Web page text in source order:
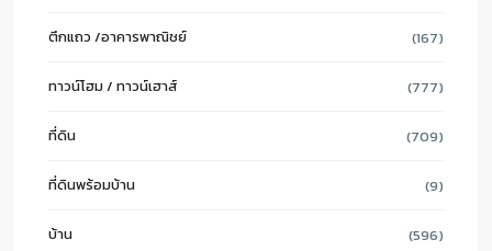
ตึกแถว /อาคารพาณิชย์ (167)
ทาวน์โฮม / ทาวน์เฮาส์ (777)
ที่ดิน (709)
ที่ดินพร้อมบ้าน (9)
บ้าน (596)